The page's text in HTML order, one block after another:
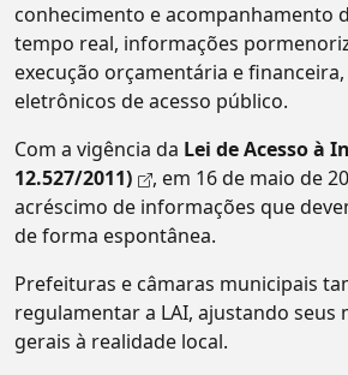
conhecimento e acompanhamento
tempo real, informações
execução orçamentária e
eletrônicos de acesso público.
Com a vigência da Lei de Acesso à
12.527/2011)
, em 16 de maio de
acréscimo de informações que
de forma espontânea.
Prefeituras e câmaras municipais
regulamentar a LAI, ajustando seus
gerais à realidade local.